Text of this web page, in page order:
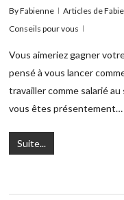
ByFabienne Articles de
Conseils pour vous
Vous aimeriez gagner
pensé à vous lancer
travailler comme salarié
vous êtes présentement…
Suite...